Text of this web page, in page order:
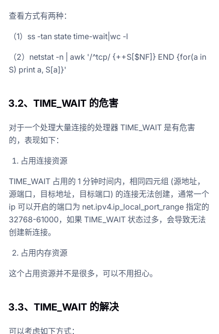
查看方式有两种：
（1）ss -tan state time-wait|wc -l
（2）netstat -n | awk '/^tcp/ {++S[$NF]} END {for(a in
S) print a, S[a]}'
3.2、 TIME_WAIT 的危害
对于一个处理大量连接的处理器 TIME_WAIT 是有危害
的，表现如下：
占用连接资源
TIME_WAIT 占用的 1 分钟时间内，相同四元组 (源地址，
源端口，目标地址，目标端口) 的连接无法创建，通常一个
ip 可以开启的端口为 net.ipv4.ip_local_port_range 指定的
32768-61000，如果 TIME_WAIT 状态过多，会导致无法
创建新连接。
占用内存资源
这个占用资源并不是很多，可以不用担心。
3.3、 TIME_WAIT 的解决
可以考虑如下方式：